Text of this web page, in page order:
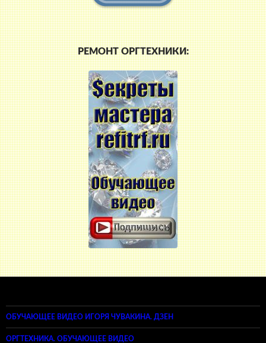
РЕМОНТ ОРГТЕХНИКИ:
ОБУЧАЮЩЕЕ ВИДЕО ИГОРЯ ЧУВАКИНА. ДЗЕН
ОРГТЕХНИКА. ОБУЧАЮЩЕЕ ВИДЕО